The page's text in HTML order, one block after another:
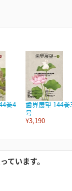
巻4
歯界展望 144巻
号
¥3,190
ています。